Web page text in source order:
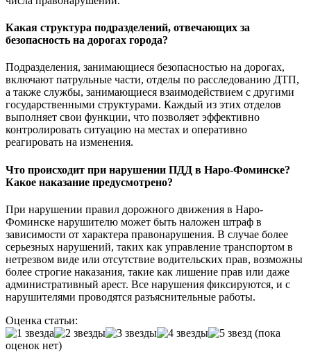
Какая структура подразделений, отвечающих за
безопасность на дорогах города?
Подразделения, занимающиеся безопасностью на дорогах,
включают патрульные части, отделы по расследованию ДТП,
а также службы, занимающиеся взаимодействием с другими
государственными структурами. Каждый из этих отделов
выполняет свои функции, что позволяет эффективно
контролировать ситуацию на местах и оперативно
реагировать на изменения.
Что происходит при нарушении ПДД в Наро-Фоминске?
Какое наказание предусмотрено?
При нарушении правил дорожного движения в Наро-
Фоминске нарушителю может быть наложен штраф в
зависимости от характера правонарушения. В случае более
серьезных нарушений, таких как управление транспортом в
нетрезвом виде или отсутствие водительских прав, возможны
более строгие наказания, такие как лишение прав или даже
административный арест. Все нарушения фиксируются, и с
нарушителями проводятся разъяснительные работы.
Оценка статьи:
(пока
оценок нет)